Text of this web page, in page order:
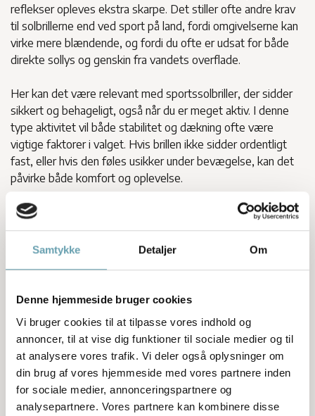
Samtykke Detaljer Om
Denne hjemmeside bruger cookies
Vi bruger cookies til at tilpasse vores indhold og
annoncer, til at vise dig funktioner til sociale medier og til
at analysere vores trafik. Vi deler også oplysninger om
din brug af vores hjemmeside med vores partnere inden
for sociale medier, annonceringspartnere og
analysepartnere. Vores partnere kan kombinere disse
reflekser opleves ekstra skarpe. Det stiller ofte andre krav
til solbrillerne end ved sport på land, fordi omgivelserne kan
virke mere blændende, og fordi du ofte er udsat for både
direkte sollys og genskin fra vandets overflade.
Her kan det være relevant med sportssolbriller, der sidder
sikkert og behageligt, også når du er meget aktiv. I denne
type aktivitet vil både stabilitet og dækning ofte være
vigtige faktorer i valget. Hvis brillen ikke sidder ordentligt
fast, eller hvis den føles usikker under bevægelse, kan det
påvirke både komfort og oplevelse.
Mange vil derfor have fokus på:
sikker og stabil pasform
en model, der fungerer godt i stærkt lys og ved reflekser
Til vandsport er det især en fordel at tage udgangspunkt i,
hvordan brillen føles i praksis. Det handler ikke kun om
udseende, men om hvor godt den bliver siddende, og om
den virker behagelig i krævende lysforhold.